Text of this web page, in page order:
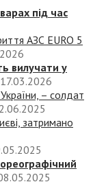
під час
АЗС EURO 5
вилучати у
17.03.2026
– солдат
затримано